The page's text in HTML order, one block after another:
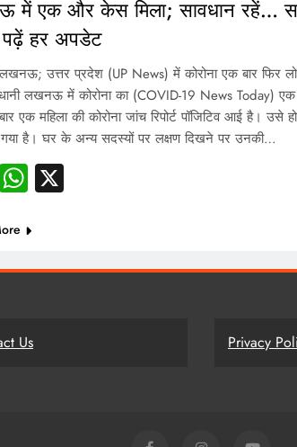
में एक और केस मिला; सावधान रहें…
हर अपडेट
उत्तर प्रदेश (UP News) में कोरोना एक बार फिर
लखनऊ में कोरोना का (COVID-19 News Today)
एक महिला की कोरोना जांच रिपोर्ट पॉजिटिव आई है। उसे
है। घर के अन्य सदस्यों पर लक्षण दिखने पर उनकी…
WhatsApp
X
Us Privacy